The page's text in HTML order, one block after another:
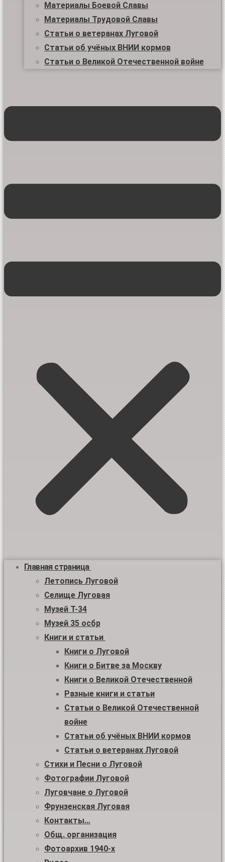
Материалы Боевой Славы
Материалы Трудовой Славы
Статьи о ветеранах Луговой
Статьи об учёных ВНИИ кормов
Статьи о Великой Отечественной войне
Главная страница
Летопись Луговой
Селище Луговая
Музей Т-34
Музей 35 осбр
Книги и статьи
Книги о Луговой
Книги о Битве за Москву
Книги о Великой Отечественной
Разные книги и статьи
Статьи о Великой Отечественной
войне
Статьи об учёных ВНИИ кормов
Статьи о ветеранах Луговой
Стихи и Песни о Луговой
Фотографии Луговой
Луговчане о Луговой
Фрунзенская Луговая
Контакты…
Общ. организация
Фотоархив 1940-х